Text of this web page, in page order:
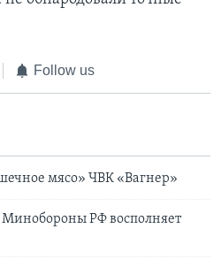
Follow us
мясо» ЧВК «Вагнер»
РФ восполняет